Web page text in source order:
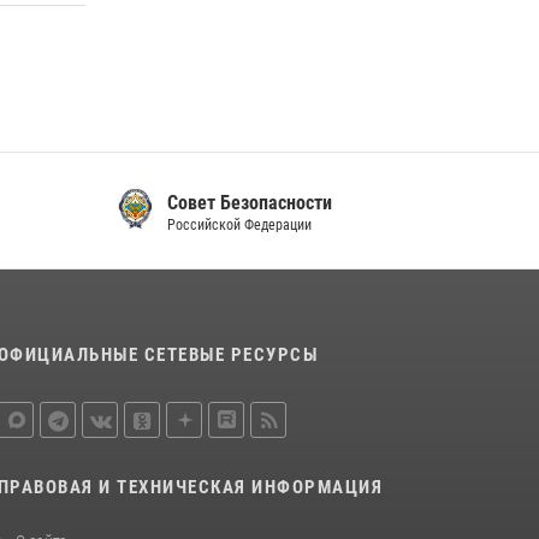
Совет Безопасности
Российской Федерации
СЕТЕВЫЕ РЕСУРСЫ
ПРАВОВАЯ И ТЕХНИЧЕСКАЯ ИНФОРМАЦИЯ